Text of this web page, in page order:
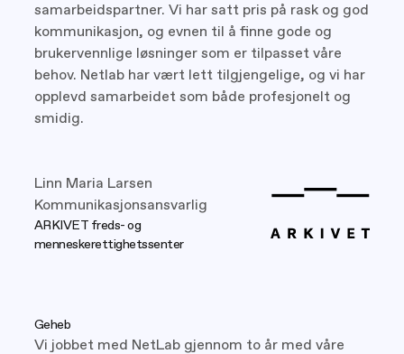
samarbeidspartner. Vi har satt pris på rask og god
kommunikasjon, og evnen til å finne gode og
brukervennlige løsninger som er tilpasset våre
behov. Netlab har vært lett tilgjengelige, og vi har
opplevd samarbeidet som både profesjonelt og
smidig.
Linn Maria Larsen
Kommunikasjonsansvarlig
ARKIVET freds- og
menneskerettighetssenter
Geheb
Vi jobbet med NetLab gjennom to år med våre